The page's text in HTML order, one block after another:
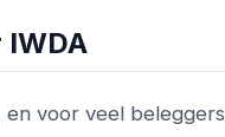
en voor veel